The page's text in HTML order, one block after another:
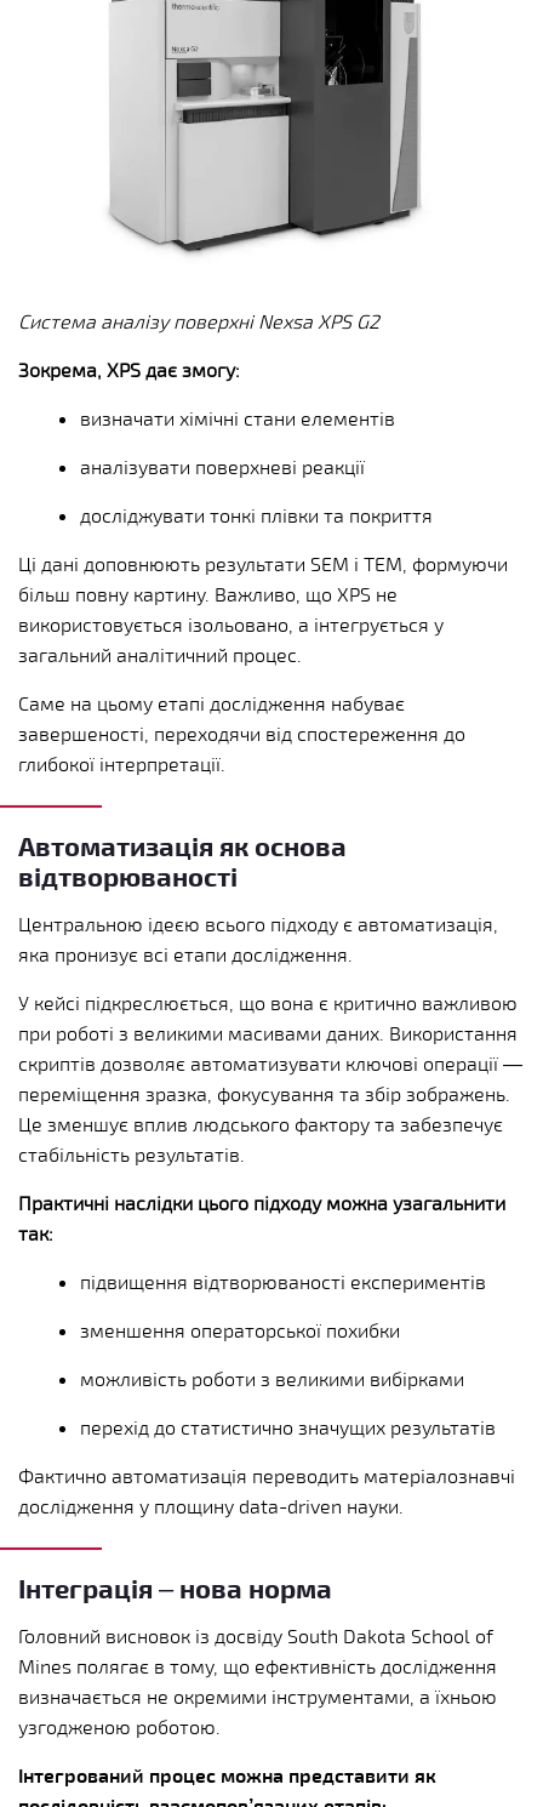
Система аналізу поверхні Nexsa XPS G2
Зокрема, XPS дає змогу:
визначати хімічні стани елементів
аналізувати поверхневі реакції
досліджувати тонкі плівки та покриття
Ці дані доповнюють результати SEM і TEM, формуючи
більш повну картину. Важливо, що XPS не
використовується ізольовано, а інтегрується у
загальний аналітичний процес.
Саме на цьому етапі дослідження набуває
завершеності, переходячи від спостереження до
глибокої інтерпретації.
Автоматизація як основа
відтворюваності
Центральною ідеєю всього підходу є автоматизація,
яка пронизує всі етапи дослідження.
У кейсі підкреслюється, що вона є критично важливою
при роботі з великими масивами даних. Використання
скриптів дозволяє автоматизувати ключові операції —
переміщення зразка, фокусування та збір зображень.
Це зменшує вплив людського фактору та забезпечує
стабільність результатів.
Практичні наслідки цього підходу можна узагальнити
так:
підвищення відтворюваності експериментів
зменшення операторської похибки
можливість роботи з великими вибірками
перехід до статистично значущих результатів
Фактично автоматизація переводить матеріалознавчі
дослідження у площину data-driven науки.
Інтеграція – нова норма
Головний висновок із досвіду South Dakota School of
Mines полягає в тому, що ефективність дослідження
визначається не окремими інструментами, а їхньою
узгодженою роботою.
Інтегрований процес можна представити як